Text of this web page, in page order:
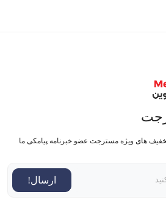
های ویژه مسترجت عضو خبرنامه پیامکی ما
ارسال!